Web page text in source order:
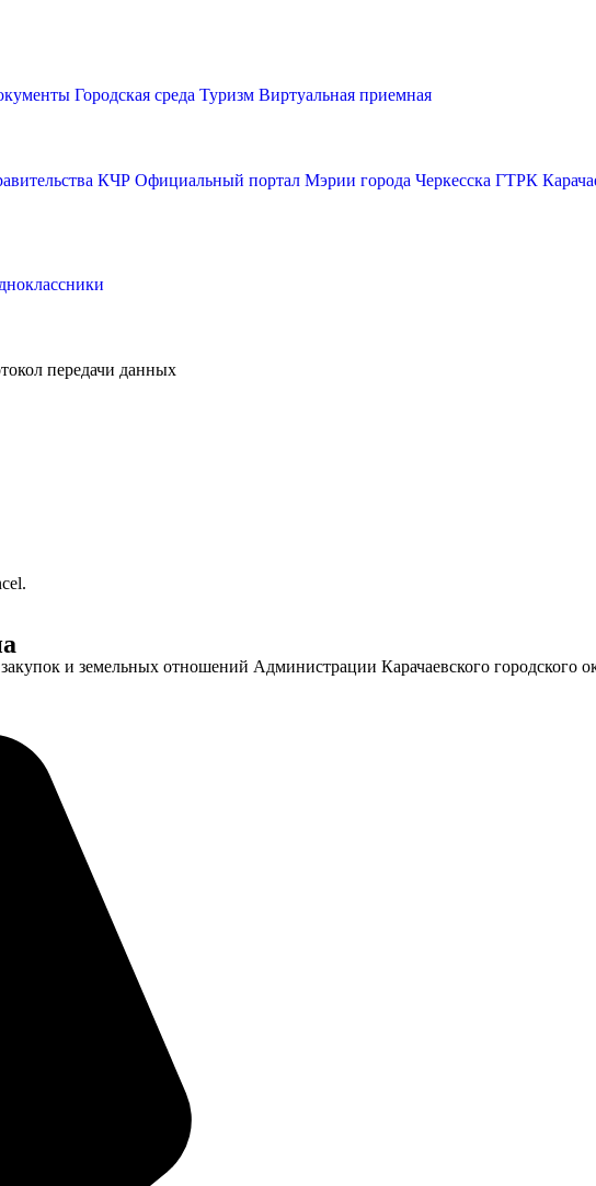
Городская среда Туризм Виртуальная приемная
КЧР Официальный портал Мэрии города Черкесска ГТРК
передачи данных
и земельных отношений Администрации Карачаевского городского